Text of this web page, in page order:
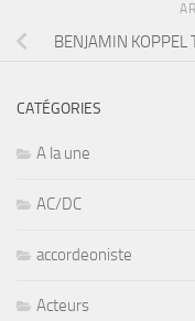
BENJAMIN KOPPEL
CATÉGORIES
A la une
AC/DC
accordeoniste
Acteurs